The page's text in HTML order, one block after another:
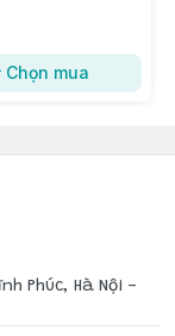
Chọn mua
Phúc, Hà Nội -